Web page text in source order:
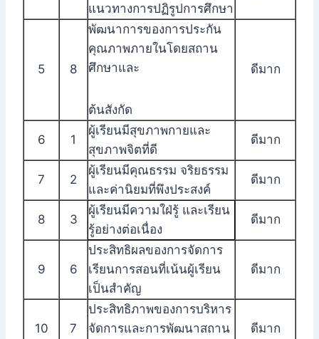
แนวทางการปฏิรูปการศึกษา
5 8
พัฒนาการของการประกัน
คุณภาพภายในโดยสถาน
ศึกษาและ
ต้นสังกัด
ดีมาก
6 1
ผู้เรียนมีสุขภาพกายและ
สุขภาพจิตที่ดี
ดีมาก
7 2
ผู้เรียนมีคุณธรรม จริยธรรม
และค่านิยมที่พึงประสงค์
ดีมาก
8 3
ผู้เรียนมีความใฝ่รู้ และเรียน
รู้อย่างต่อเนื่อง
ดีมาก
9 6
ประสิทธิผลของการจัดการ
เรียนการสอนที่เน้นผู้เรียน
เป็นสำคัญ
ดีมาก
10 7
ประสิทธิภาพของการบริหาร
จัดการและการพัฒนาสถาน
ดีมาก